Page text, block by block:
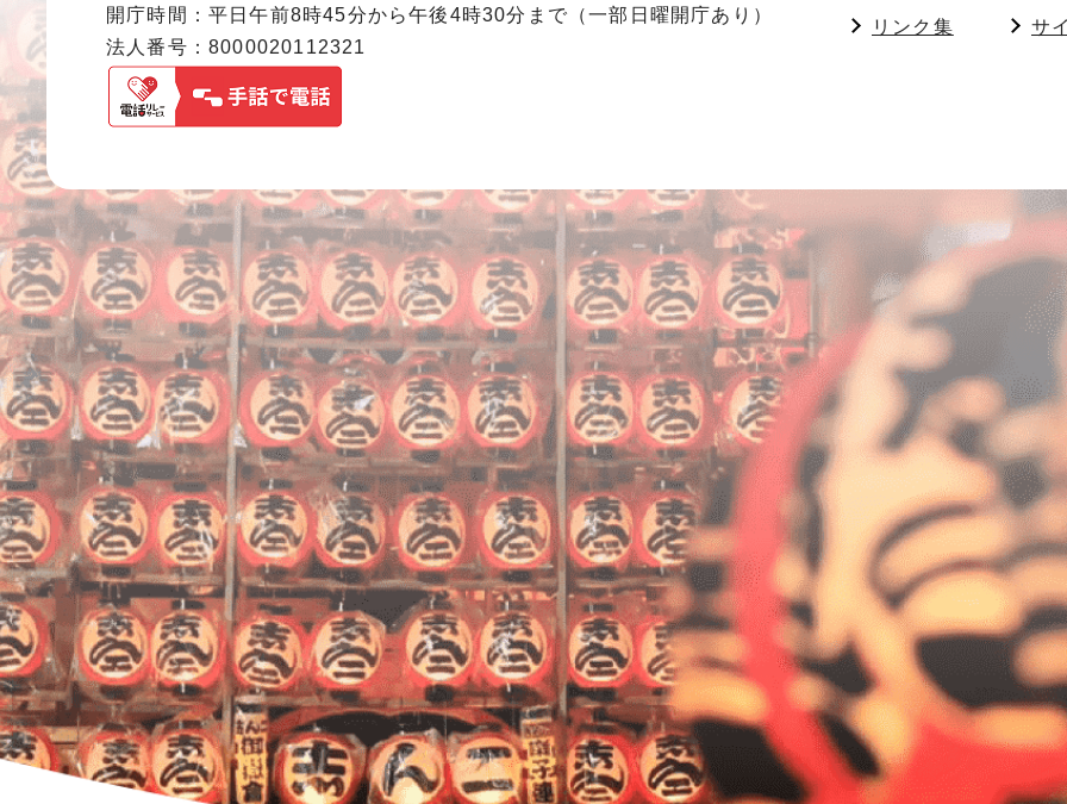
開庁時間：平日午前8時45分から午後4時30分まで（一部日曜開庁あり）
法人番号：8000020112321
リンク集
サ